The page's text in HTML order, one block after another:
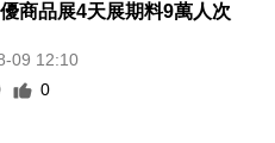
商品展4天展期料9萬人次
09 12:10
0